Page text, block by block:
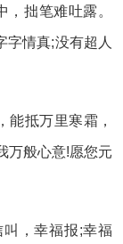
拙笔难吐露。
字情真;没有超人
能抵万里寒霜，
万般心意!愿您元
，幸福报;幸福